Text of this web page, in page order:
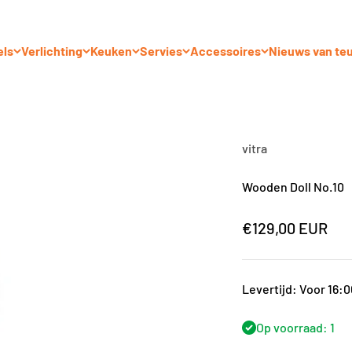
Verlichting Keuken Servies Accessoires Nieuws van
vitra
Wooden Doll No.10
Aanbiedingsprijs
€129,00 EUR
Levertijd: Voor
Op voorraad: 1